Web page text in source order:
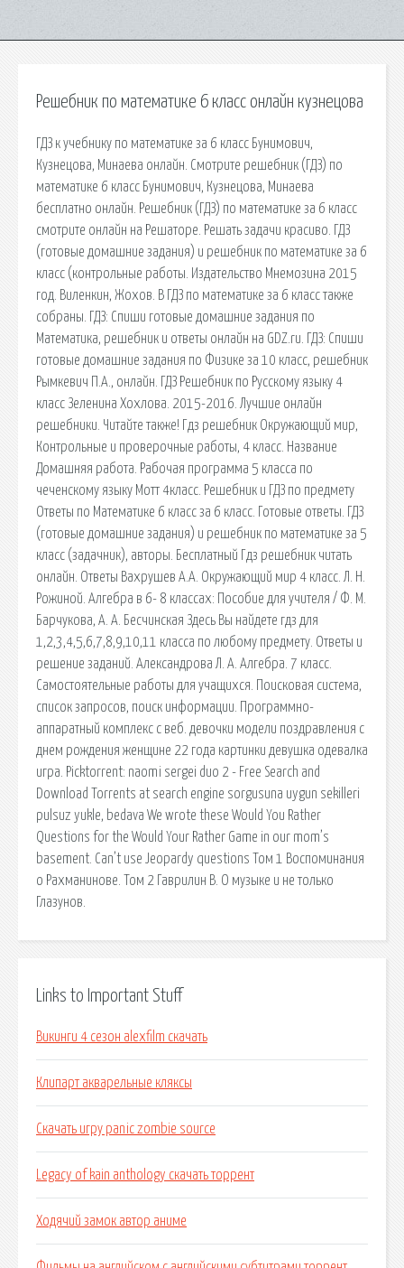
Решебник по математике 6 класс онлайн кузнецова
ГДЗ к учебнику по математике за 6 класс Бунимович,
Кузнецова, Минаева онлайн. Смотрите решебник (ГДЗ) по
математике 6 класс Бунимович, Кузнецова, Минаева
бесплатно онлайн. Решебник (ГДЗ) по математике за 6 класс
смотрите онлайн на Решаторе. Решать задачи красиво. ГДЗ
(готовые домашние задания) и решебник по математике за 6
класс (контрольные работы. Издательство Мнемозина 2015
год. Виленкин, Жохов. В ГДЗ по математике за 6 класс также
собраны. ГДЗ: Спиши готовые домашние задания по
Математика, решебник и ответы онлайн на GDZ.ru. ГДЗ: Спиши
готовые домашние задания по Физике за 10 класс, решебник
Рымкевич П.А., онлайн. ГДЗ Решебник по Русскому языку 4
класс Зеленина Хохлова. 2015-2016. Лучшие онлайн
решебники. Читайте также! Гдз решебник Окружающий мир,
Контрольные и проверочные работы, 4 класс. Название
Домашняя работа. Рабочая программа 5 класса по
чеченскому языку Мотт 4класс. Решебник и ГДЗ по предмету
Ответы по Математике 6 класс за 6 класс. Готовые ответы. ГДЗ
(готовые домашние задания) и решебник по математике за 5
класс (задачник), авторы. Бесплатный Гдз решебник читать
онлайн. Ответы Вахрушев А.А. Окружающий мир 4 класс. Л. Н.
Рожиной. Алгебра в 6- 8 классах: Пособие для учителя / Ф. М.
Барчукова, А. А. Бесчинская Здесь Вы найдете гдз для
1,2,3,4,5,6,7,8,9,10,11 класса по любому предмету. Ответы и
решение заданий. Александрова Л. А. Алгебра. 7 класс.
Самостоятельные работы для учащихся. Поисковая сиcтема,
список запросов, поиск информации. Программно-
аппаратный комплекс с веб. девочки модели поздравления с
днем рождения женщине 22 года картинки девушка одевалка
игра. Picktorrent: naomi sergei duo 2 - Free Search and
Download Torrents at search engine sorgusuna uygun sekilleri
pulsuz yukle, bedava We wrote these Would You Rather
Questions for the Would Your Rather Game in our mom’s
basement. Can’t use Jeopardy questions Том 1 Воспоминания
о Рахманинове. Том 2 Гаврилин В. О музыке и не только
Глазунов.
Links to Important Stuff
Викинги 4 сезон alexfilm скачать
Клипарт акварельные кляксы
Скачать игру panic zombie source
Legacy of kain anthology скачать торрент
Ходячий замок автор аниме